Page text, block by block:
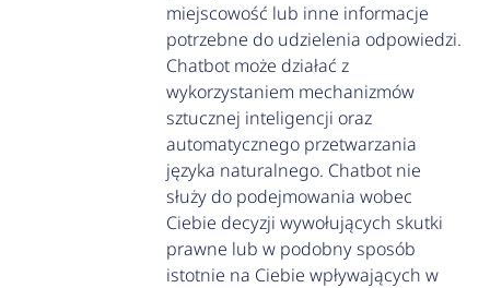
miejscowość lub inne informacje
potrzebne do udzielenia odpowiedzi.
Chatbot może działać z
wykorzystaniem mechanizmów
sztucznej inteligencji oraz
automatycznego przetwarzania
języka naturalnego. Chatbot nie
służy do podejmowania wobec
Ciebie decyzji wywołujących skutki
prawne lub w podobny sposób
istotnie na Ciebie wpływających w